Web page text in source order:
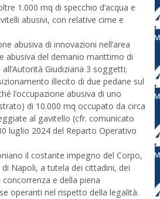
1.000 mq di specchio d’acqua e
abusivi, con relative cime e
abusiva di innovazioni nell’area
abusiva del demanio marittimo di
Giudiziaria 3 soggetti;
illecito di due pedane sul
l’occupazione abusiva di uno
di 10.000 mq occupato da circa
al gavitello (cfr. comunicato
luglio 2024 del Reparto Operativo
il costante impegno del Corpo,
Napoli, a tutela dei cittadini, dei
e della piena
operanti nel rispetto della legalità.